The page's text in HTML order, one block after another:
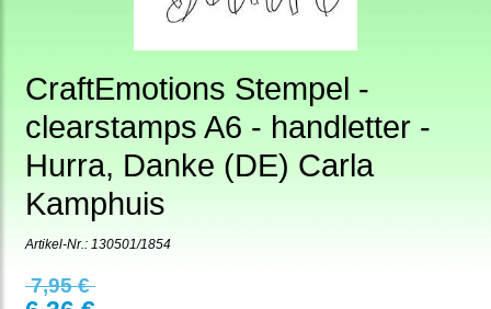
CraftEmotions Stempel -
clearstamps A6 - handletter -
Hurra, Danke (DE) Carla
Kamphuis
Artikel-Nr.: 130501/1854
7,95 €